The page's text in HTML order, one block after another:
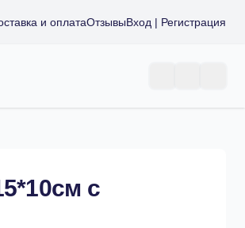
и оплатаОтзывыВход | Регистрация
с